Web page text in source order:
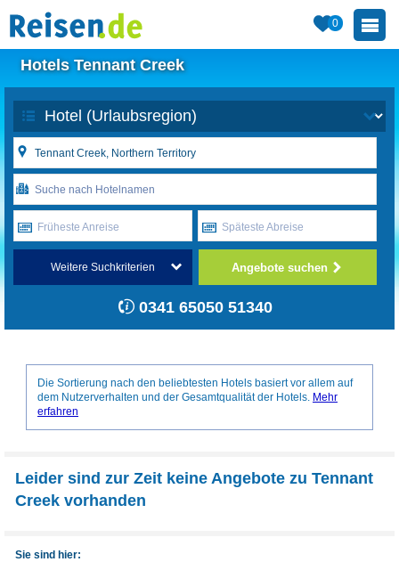
0
Hotels Tennant Creek
Früheste Anreise Späteste Abreise
Weitere Suchkriterien Angebote suchen
0341 65050 51340
Die Sortierung nach den beliebtesten Hotels basiert vor allem auf
dem Nutzerverhalten und der Gesamtqualität der Hotels. Mehr
erfahren
Leider sind zur Zeit keine Angebote zu Tennant
Creek vorhanden
Sie sind hier: